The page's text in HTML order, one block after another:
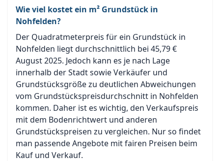
Wie viel kostet ein m² Grundstück in
Nohfelden?
Der Quadratmeterpreis für ein Grundstück in
Nohfelden liegt durchschnittlich bei 45,79 €
August 2025. Jedoch kann es je nach Lage
innerhalb der Stadt sowie Verkäufer und
Grundstücksgröße zu deutlichen Abweichungen
vom Grundstückspreisdurchschnitt in Nohfelden
kommen. Daher ist es wichtig, den Verkaufspreis
mit dem Bodenrichtwert und anderen
Grundstückspreisen zu vergleichen. Nur so findet
man passende Angebote mit fairen Preisen beim
Kauf und Verkauf.